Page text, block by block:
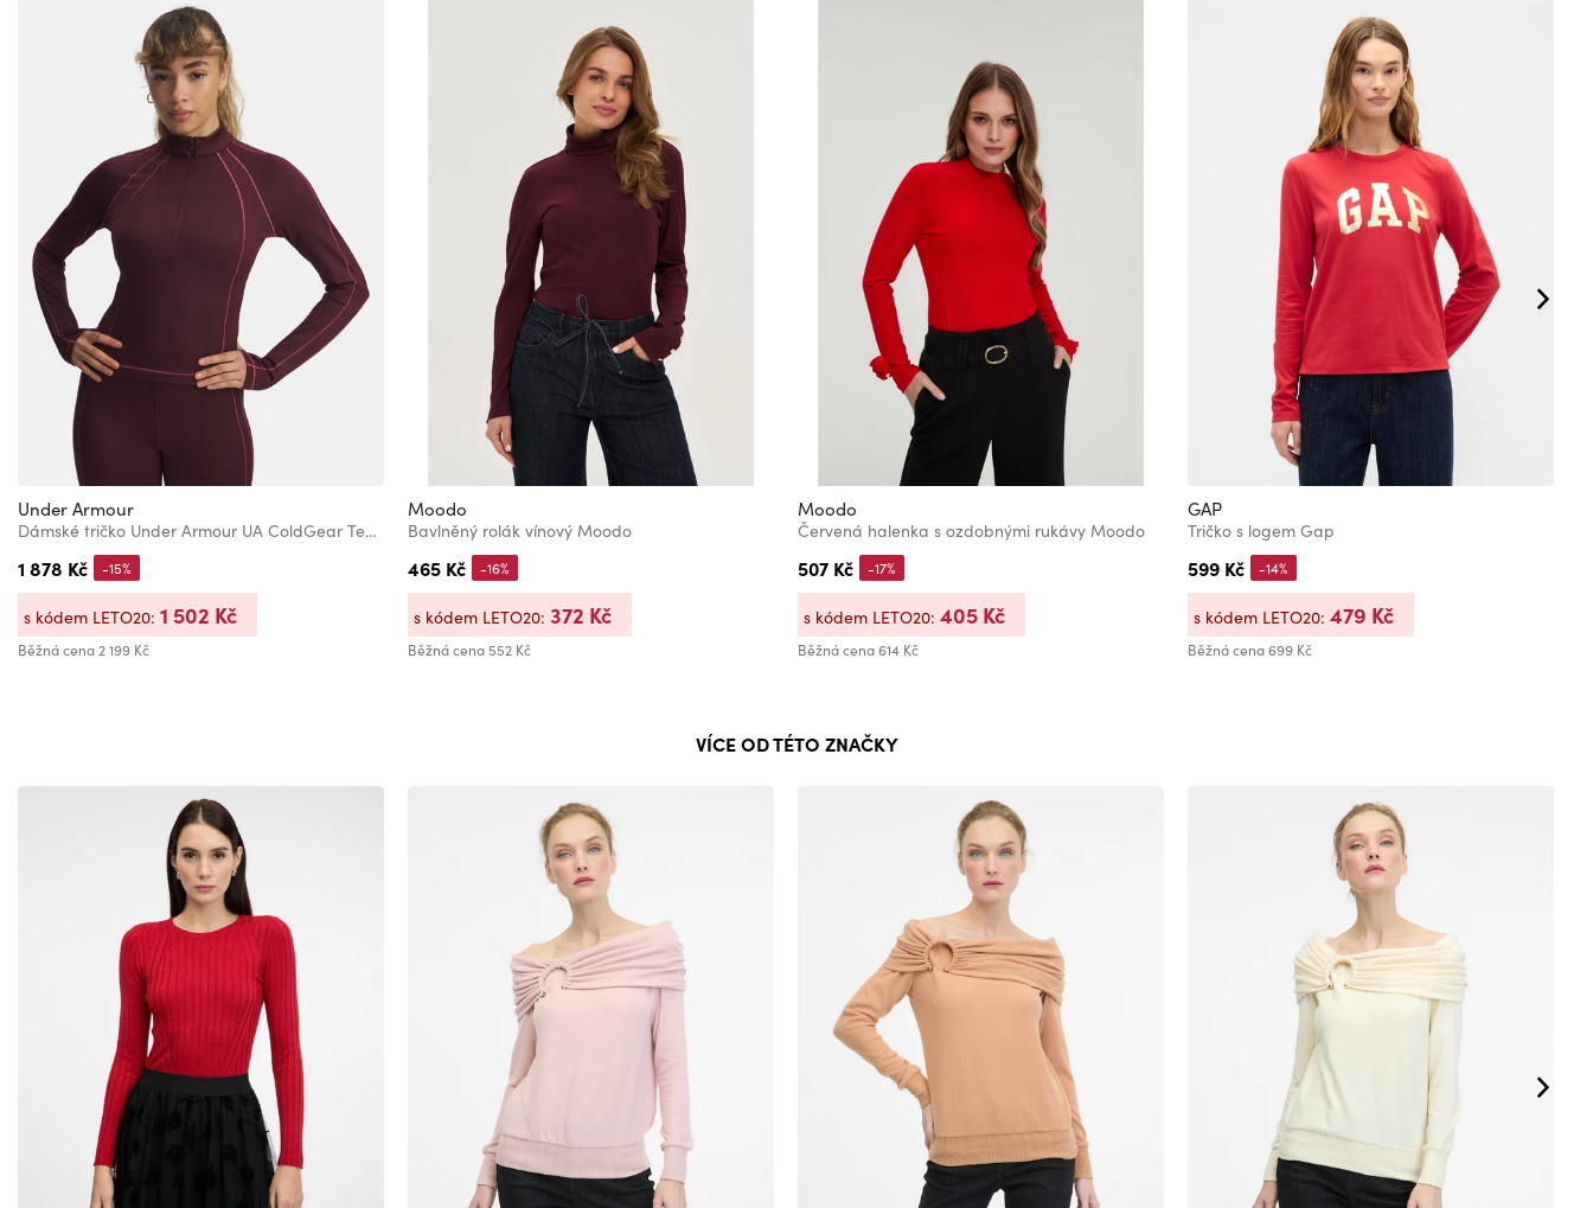
Under Armour
Dámské tričko Under Armour UA ColdGear Textured 1/2 Zip-RED
1 878 Kč
Běžná cena2 199 Kč
-15%
s kódem LETO20: 1 502 Kč
Moodo
Bavlněný rolák vínový Moodo
465 Kč
Běžná cena552 Kč
-16%
s kódem LETO20: 372 Kč
Moodo
Červená halenka s ozdobnými rukávy Moodo
507 Kč
Běžná cena614 Kč
-17%
s kódem LETO20: 405 Kč
GAP
Tričko s logem Gap
599 Kč
Běžná cena699 Kč
-14%
s kódem LETO20: 479 Kč
VÍCE OD TÉTO ZNAČKY